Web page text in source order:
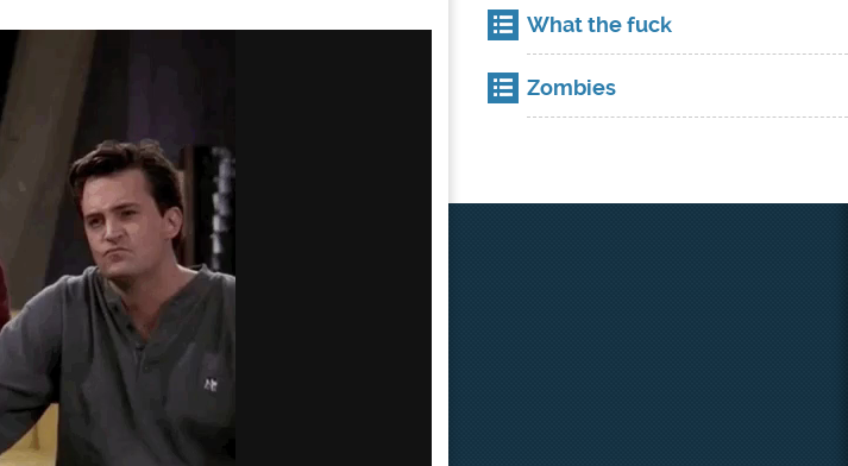
What the fuck
Zombies